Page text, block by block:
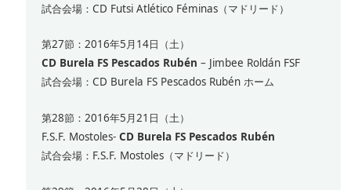
試合会場：CD Futsi Atlético Féminas（マドリード）
第27節：2016年5月14日（土）
CD Burela FS Pescados Rubén – Jimbee Roldán FSF
試合会場：CD Burela FS Pescados Rubén ホーム
第28節：2016年5月21日（土）
F.S.F. Mostoles-CD Burela FS Pescados Rubén
試合会場：F.S.F. Mostoles（マドリード）